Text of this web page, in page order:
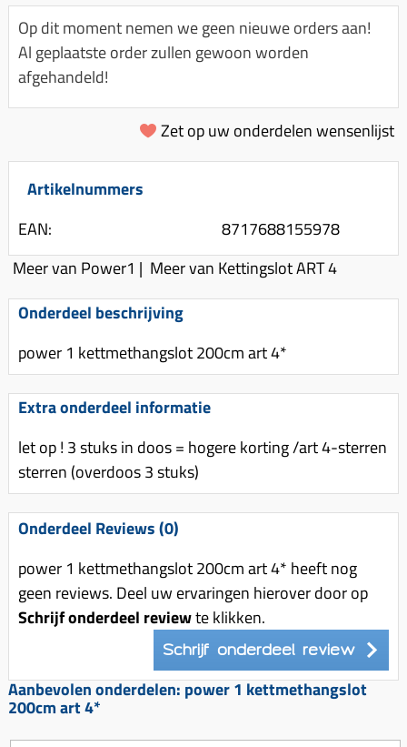
Spanningsregelaar
Toerenbegrenzer
Remlichtschakelaar
Luchtfilter (delen)
Luchtfilter deksel
Motor blokken
Membraan (delen)
Pakking (sets)
Schakel (delen)
Sproeiers
Spruitstuk (delen)
Uitlaten compleet
Uitlaat (delen)
Uitlaat bocht
Radiateur (delen)
Waterpomp (delen)
V-snaren
Variorolsets
Pulley
Variateur (delen)
Voor tandwielen
Km teller kabel
Kickstart deksel
Kickstart ronsel
Schokbrekers
Spiegels
Stuurschakelaar
Stuur (delen)
Remblokken
Rem (delen)
Remgrepen en remhendels
Remhevels
Remklauw (delen)
Remschijven
Voorrem kabel
Voorvork
Wiel (delen)
Zadel
Kickstart (delen)
Kinderzitje (scooter)
Olie-onderhoudsmiddelen
Oppakbeugel
Scooterhoezen
Scooter Kleding
Stickers
Stuurslot
Regenkleding
Rugsteun
Vespa accessoires
Windschermen
Accessoires overig
Zadel
Op dit moment nemen we geen nieuwe orders aan!
Al geplaatste order zullen gewoon worden
afgehandeld!
Zet op uw onderdelen wensenlijst
Artikelnummers
EAN:
8717688155978
Meer van Power1 | Meer van Kettingslot ART 4
Onderdeel beschrijving
power 1 kettmethangslot 200cm art 4*
Extra onderdeel informatie
let op ! 3 stuks in doos = hogere korting /art 4-sterren
sterren (overdoos 3 stuks)
Onderdeel Reviews (0)
power 1 kettmethangslot 200cm art 4* heeft nog
geen reviews. Deel uw ervaringen hierover door op
Schrijf onderdeel reviewte klikken.
Schrijf onderdeel review
Aanbevolen onderdelen: power 1 kettmethangslot
200cm art 4*